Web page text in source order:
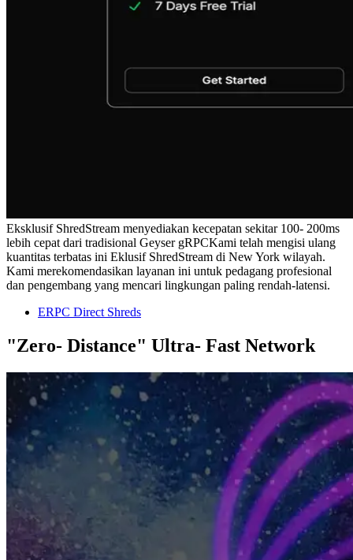
Eksklusif ShredStream menyediakan kecepatan sekitar 100- 200ms
lebih cepat dari tradisional Geyser gRPCKami telah mengisi ulang
kuantitas terbatas ini Eklusif ShredStream di New York wilayah.
Kami merekomendasikan layanan ini untuk pedagang profesional
dan pengembang yang mencari lingkungan paling rendah-latensi.
ERPC Direct Shreds
"Zero- Distance" Ultra- Fast Network